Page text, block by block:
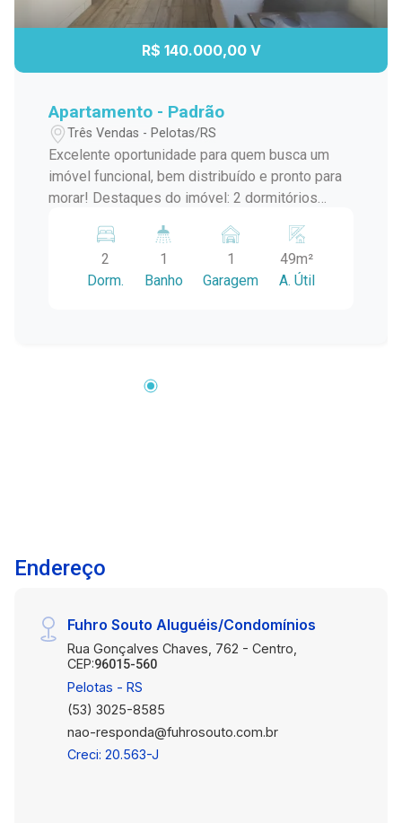
R$ 140.000,00 V
Apartamento - Padrão
Três Vendas - Pelotas/RS
Excelente oportunidade para quem busca um
imóvel funcional, bem distribuído e pronto para
morar! Destaques do imóvel: 2 dormitórios
coberta Possibilidade de venda mobiliado
(pronto para entrar e morar!) O apartamento
oferece ambientes bem iluminados e ideais
quem busca conforto e custo-benefício! Entre
2
Dorm.
1
Banho
1
Garagem
49m²
A. Útil
Endereço
Fuhro Souto Aluguéis/Condomínios
Rua Gonçalves Chaves, 762 - Centro,
CEP:96015-560
Pelotas - RS
(53) 3025-8585
nao-responda@fuhrosouto.com.br
Creci: 20.563-J